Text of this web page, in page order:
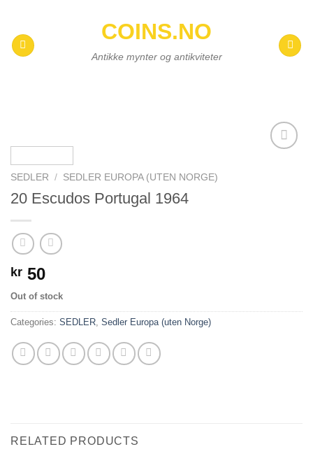
content
COINS.NO
Antikke mynter og antikviteter
SEDLER / SEDLER EUROPA (UTEN NORGE)
20 Escudos Portugal 1964
kr 50
Out of stock
Categories: SEDLER, Sedler Europa (uten Norge)
RELATED PRODUCTS